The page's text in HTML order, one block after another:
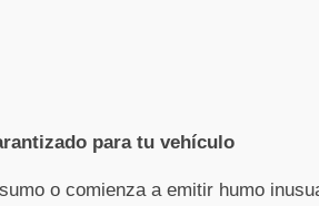
para tu vehículo
o comienza a emitir humo